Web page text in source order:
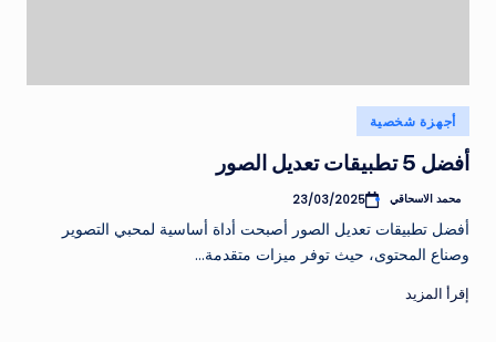
نُشر
في
أجهزة شخصية
أفضل 5 تطبيقات تعديل الصور
تمّ
بواسطة
محمد الاسحاقي 23/03/2025
أفضل تطبيقات تعديل الصور أصبحت أداة أساسية لمحبي التصوير
وصناع المحتوى، حيث توفر ميزات متقدمة…
إقرأ المزيد